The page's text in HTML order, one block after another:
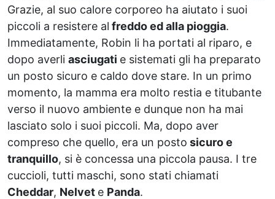
Grazie, al suo calore corporeo ha aiutato i suoi
piccoli a resistere al freddo ed alla pioggia.
Immediatamente, Robin li ha portati al riparo, e
dopo averli asciugati e sistemati gli ha preparato
un posto sicuro e caldo dove stare. In un primo
momento, la mamma era molto restia e titubante
verso il nuovo ambiente e dunque non ha mai
lasciato solo i suoi piccoli. Ma, dopo aver
compreso che quello, era un posto sicuro e
tranquillo, si è concessa una piccola pausa. I tre
cuccioli, tutti maschi, sono stati chiamati
Cheddar, Nelvet e Panda.